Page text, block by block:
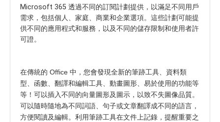
Microsoft 365 透過不同的訂閱計劃提供，以滿足不同用戶
需求，包括個人、家庭、商業和企業選項。這些計劃可能提
供不同的應用程式和服務，以及不同的儲存限制和使用者許
可證。
在傳統的 Office 中，您會發現全新的筆跡工具、資料類
型、函數、翻譯和編輯工具、動畫圖形、易於使用的功能等
等！可以插入不同的向量圖形及圖示，以致不失圖像品質。
可以隨時隨地為不同詞語、句子或文章翻譯成不同的語言，
方便閱讀及編輯。利用筆跡工具在文件上記錄，提醒重要之